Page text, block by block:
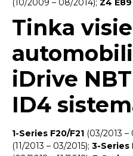
(10/2009 – 08/2014); Z4 E89
Tinka
iDrive
ID4
1-Series F20/F21 (03/2013 –
(11/2013 – 03/2015); 3-Series